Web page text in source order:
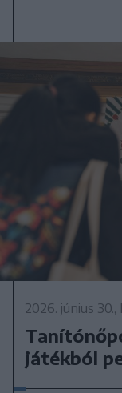
2026. június 30.,
játékból